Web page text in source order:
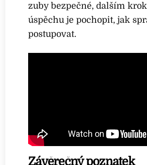
zuby bezpečné, dalším
úspěchu je pochopit, jak
postupovat.
Závěrečný poznatek